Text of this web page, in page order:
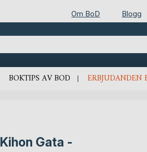
Om BoD Blogg
BOKTIPS AV BOD ERBJUDANDEN
Gata -